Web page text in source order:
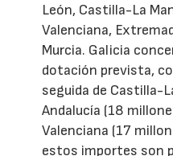
León, Castilla-La
Valenciana,
Murcia. Galicia
dotación prevista,
seguida de Castilla-
Andalucía (18
Valenciana (17
estos importes son